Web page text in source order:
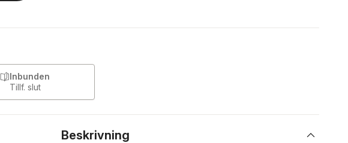
Inbunden
Tillf. slut
Beskrivning